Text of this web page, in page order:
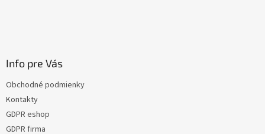
Info pre Vás
Obchodné podmienky
Kontakty
GDPR eshop
GDPR firma